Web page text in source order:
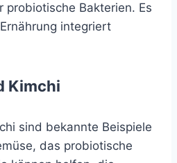
probiotische Bakterien. Es
integriert
Kimchi
sind bekannte Beispiele
das probiotische